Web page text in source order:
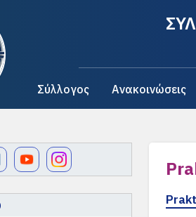
Σύλλογος Ανακοινώσεις